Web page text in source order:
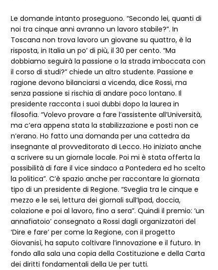
Le domande intanto proseguono. “Secondo lei, quanti di
noi tra cinque anni avranno un lavoro stabile?”. In
Toscana non trova lavoro un giovane su quattro, è la
risposta, in Italia un po’ di più, il 30 per cento. “Ma
dobbiamo seguirà la passione o la strada imboccata con
il corso di studi?” chiede un altro studente. Passione e
ragione devono bilanciarsi a vicenda, dice Rossi, ma
senza passione si rischia di andare poco lontano. Il
presidente racconta i suoi dubbi dopo la laurea in
filosofia. “Volevo provare a fare l’assistente all’Università,
ma c’era appena stata la stabilizzazione e posti non ce
n’erano. Ho fatto una domanda per una cattedra da
insegnante al provveditorato di Lecco. Ho iniziato anche
a scrivere su un giornale locale. Poi mi è stata offerta la
possibilità di fare il vice sindaco a Pontedera ed ho scelto
la politica”. C’è spazio anche per raccontare la giornata
tipo di un presidente di Regione. “Sveglia tra le cinque e
mezzo e le sei, lettura dei giornali sull’Ipad, doccia,
colazione e poi al lavoro, fino a sera”. Quindi il premio: ‘un
annafiatoio’ consegnato a Rossi dagli organizzatori del
‘Dire e fare’ per come la Regione, con il progetto
Giovanisì, ha saputo coltivare l’innovazione e il futuro. In
fondo alla sala una copia della Costituzione e della Carta
dei diritti fondamentali della Ue per tutti.